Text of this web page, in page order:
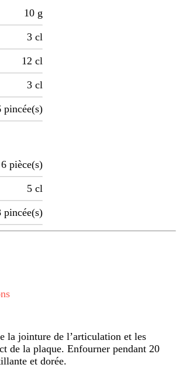
10 g
3 cl
12 cl
3 cl
pincée(s)
6 pièce(s)
5 cl
pincée(s)
la jointure de l’articulation et les
de la plaque. Enfourner pendant 20
et dorée.